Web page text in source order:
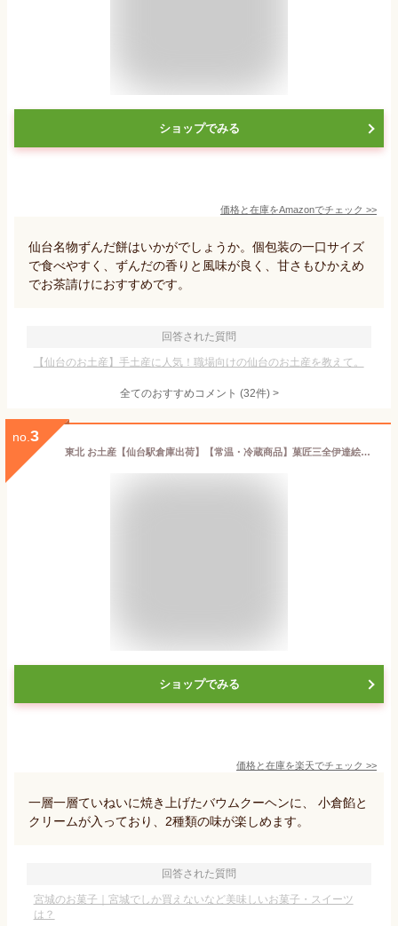
ショップでみる
価格と在庫をAmazonでチェック >>
仙台名物ずんだ餅はいかがでしょうか。個包装の一口サイズ
で食べやすく、ずんだの香りと風味が良く、甘さもひかえめ
でお茶請けにおすすめです。
回答された質問
【仙台のお土産】手土産に人気！職場向けの仙台のお土産を教えて。
全てのおすすめコメント (32件) >
no. 3
東北 お土産【仙台駅倉庫出荷】【常温・冷蔵商品】菓匠三全伊達絵巻30個入仙台 土産 東北みやげ お菓子 スイーツ グルメ おとりよせお年賀 お中元 御中元 お歳暮 御歳暮 内祝い お取り寄せ ギフト プレゼント のし可
ショップでみる
価格と在庫を楽天でチェック >>
一層一層ていねいに焼き上げたバウムクーヘンに、 小倉餡と
クリームが入っており、2種類の味が楽しめます。
回答された質問
宮城のお菓子｜宮城でしか買えないなど美味しいお菓子・スイーツ
は？